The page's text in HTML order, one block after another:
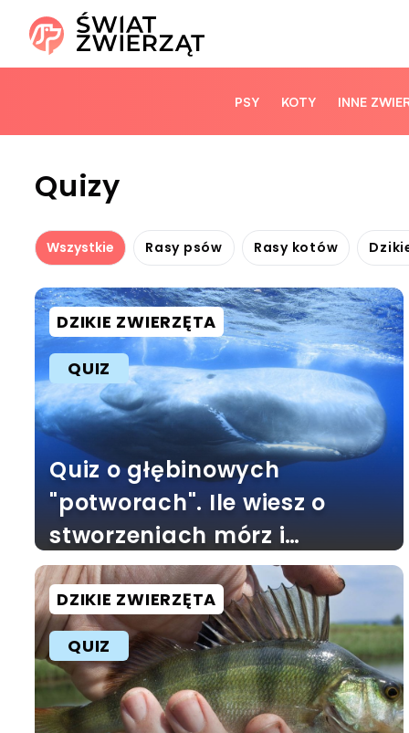
PSY KOTY INNE
Quizy
Wszystkie Rasy psów Rasy kotów
DZIKIE ZWIERZĘTA
QUIZ
Quiz o głębinowych
"potworach". Ile wiesz o
stworzeniach mórz i
oceanów?
DZIKIE ZWIERZĘTA
QUIZ